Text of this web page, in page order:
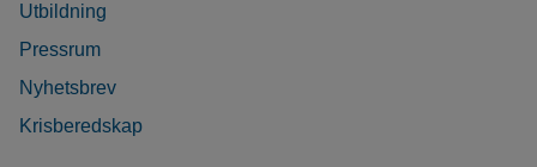
Utbildning
Pressrum
Nyhetsbrev
Krisberedskap